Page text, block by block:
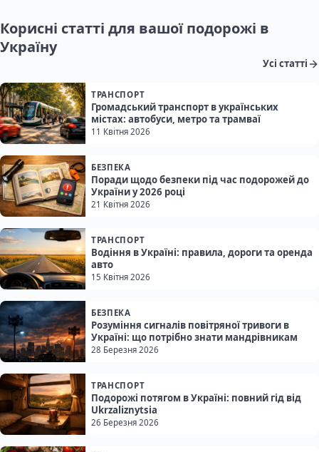
Корисні статті для вашої подорожі в
Україну
Усі статті
ТРАНСПОРТ
Громадський транспорт в українських
містах: автобуси, метро та трамваї
11 Квітня 2026
БЕЗПЕКА
Поради щодо безпеки під час подорожей до
України у 2026 році
21 Квітня 2026
ТРАНСПОРТ
Водіння в Україні: правила, дороги та оренда
авто
15 Квітня 2026
БЕЗПЕКА
Розуміння сигналів повітряної тривоги в
Україні: що потрібно знати мандрівникам
28 Березня 2026
ТРАНСПОРТ
Подорожі потягом в Україні: повний гід від
Ukrzaliznytsia
26 Березня 2026